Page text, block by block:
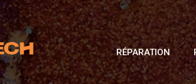
RÉPARATION